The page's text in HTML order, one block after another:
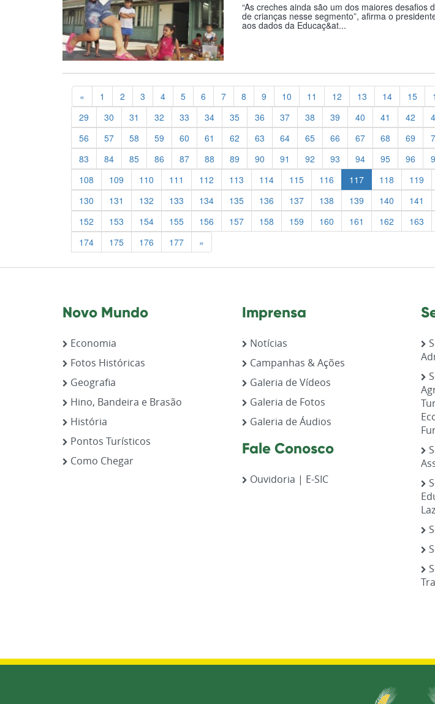
“As creches ainda são um dos maiores
de crianças nesse segmento”, afirma o
aos dados da Educaç&at...
« Previous
1 2 3 4 5 6 7 8 9 10 11 12 13 14 15
29
30 31 32 33 34 35 36 37 38 39 40 41 42
56
57 58 59 60 61 62 63 64 65 66 67 68 69
83
84 85 86 87 88 89 90 91 92 93 94 95 96
108
109 110 111 112 113 114 115 116 117 118 119
130
131 132 133 134 135 136 137 138 139 140 141
152
153 154 155 156 157 158 159 160 161 162 163
174
175 176 177 »
Novo Mundo
Economia
Fotos Históricas
Geografia
Hino, Bandeira e Brasão
História
Pontos Turísticos
Como Chegar
Imprensa
Notícias
Campanhas & Ações
Galeria de Vídeos
Galeria de Fotos
Galeria de Áudios
Fale Conosco
Ouvidoria | E-SIC